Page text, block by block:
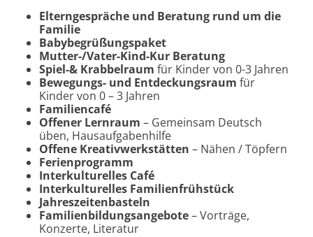
Elterngespräche und Beratung rund um die
Familie
Babybegrüßungspaket
Mutter-/Vater-Kind-Kur Beratung
Spiel-& Krabbelraum für Kinder von 0-3 Jahren
Bewegungs- und Entdeckungsraum für
Kinder von 0 – 3 Jahren
Familiencafé
Offener Lernraum – Gemeinsam Deutsch
üben, Hausaufgabenhilfe
Offene Kreativwerkstätten – Nähen / Töpfern
Ferienprogramm
Interkulturelles Café
Interkulturelles Familienfrühstück
Jahreszeitenbasteln
Familienbildungsangebote– Vorträge,
Konzerte, Literatur